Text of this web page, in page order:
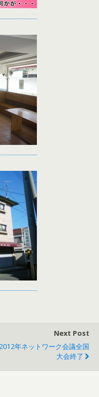
Next Post
2012年ネットワーク会議全国
大会終了